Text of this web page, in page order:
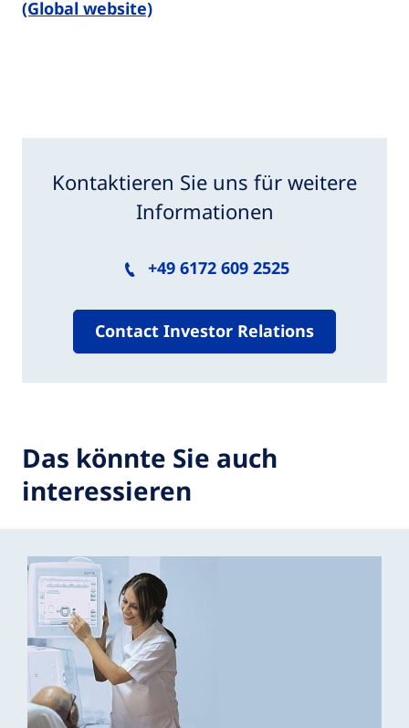
(Global website)
Kontaktieren Sie uns für weitere
Informationen
+49 6172 609 2525
Contact Investor Relations
Das könnte Sie auch
interessieren